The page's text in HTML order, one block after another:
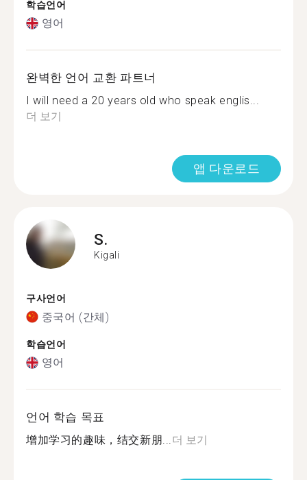
학습언어
영어
완벽한 언어 교환 파트너
I will need a 20 years old who speak englis...
더 보기
앱 다운로드
S.
Kigali
구사언어
중국어 (간체)
학습언어
영어
언어 학습 목표
增加学习的趣味，结交新朋...더 보기